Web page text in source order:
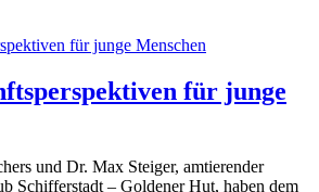
für junge
und Dr. Max Steiger, amtierender
Schifferstadt – Goldener Hut, haben dem